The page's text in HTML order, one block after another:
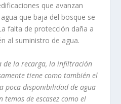
que avanzan
que baja del bosque se
falta de protección daña a
al suministro de agua.
de la recarga, la infiltración
tiene como también el
poca disponibilidad de agua
temas de escasez como el